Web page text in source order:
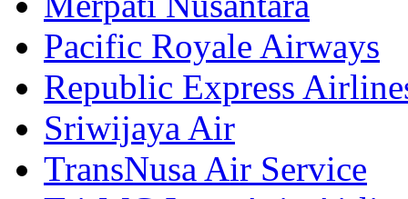
Pacific Royale Airways
Republic Express
Sriwijaya Air
TransNusa Air Service